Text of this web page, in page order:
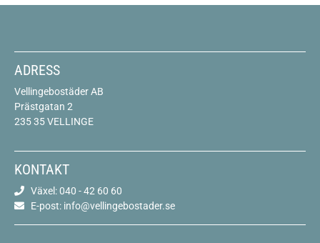
ADRESS
Vellingebostäder AB
Prästgatan 2
235 35 VELLINGE
KONTAKT
Växel: 040 - 42 60 60
E-post: info@vellingebostader.se